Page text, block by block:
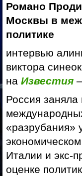
Романо
Москвы в
политике
интервью
виктора
на Известия
Россия
«разрубания»
Италии и экс-
оценке